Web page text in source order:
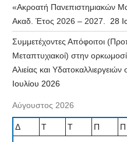
«Ακροατή Πανεπιστημιακών
Ακαδ. Έτος 2026 – 2027. 28
Συμμετέχοντες Απόφοιτοι
Μεταπτυχιακοί) στην
Αλιείας και
Ιουλίου 2026
Αύγουστος 2026
Δ Τ Τ Π Π